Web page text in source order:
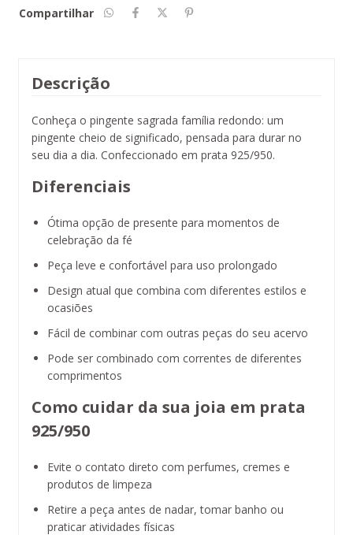
Compartilhar
Descrição
Conheça o pingente sagrada família redondo: um
pingente cheio de significado, pensada para durar no
seu dia a dia. Confeccionado em prata 925/950.
Diferenciais
Ótima opção de presente para momentos de
celebração da fé
Peça leve e confortável para uso prolongado
Design atual que combina com diferentes estilos e
ocasiões
Fácil de combinar com outras peças do seu acervo
Pode ser combinado com correntes de diferentes
comprimentos
Como cuidar da sua joia em prata
925/950
Evite o contato direto com perfumes, cremes e
produtos de limpeza
Retire a peça antes de nadar, tomar banho ou
praticar atividades físicas